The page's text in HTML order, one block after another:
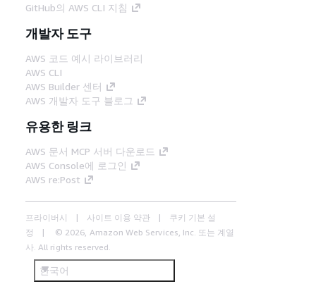
GitHub의 AWS CLI 지침
개발자 도구
AWS 코드 예시 라이브러리
AWS CLI
AWS Builder 센터
AWS 개발자 도구 블로그
유용한 링크
AWS 문서 MCP 서버 다운로드
AWS Console에 로그인
AWS re:Post
프라이버시 사이트 이용 약관
쿠키 기본 설
정
© 2026, Amazon Web Services, Inc. 또는 계열
사. All rights reserved.
한국어